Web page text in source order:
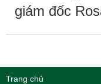
giám đốc
Trang chủ